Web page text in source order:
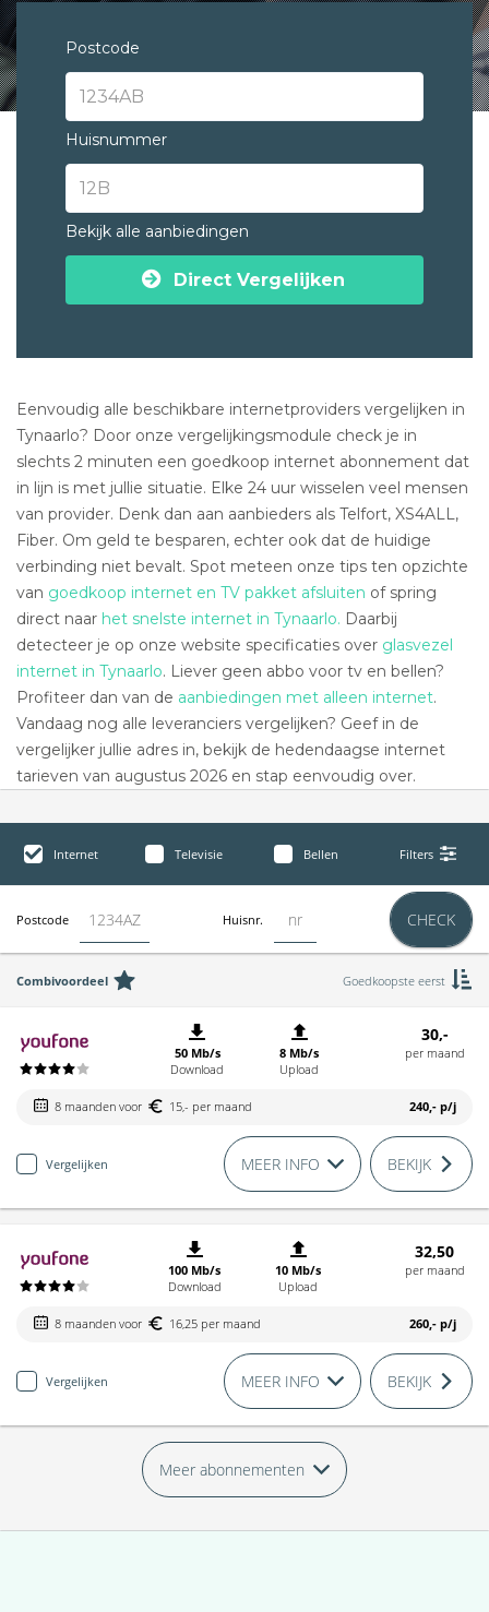
Postcode
Huisnummer
Bekijk alle aanbiedingen
Direct Vergelijken
Eenvoudig alle beschikbare internetproviders vergelijken in
Tynaarlo? Door onze vergelijkingsmodule check je in
slechts 2 minuten een goedkoop internet abonnement dat
in lijn is met jullie situatie. Elke 24 uur wisselen veel mensen
van provider. Denk dan aan aanbieders als Telfort, XS4ALL,
Fiber. Om geld te besparen, echter ook dat de huidige
verbinding niet bevalt. Spot meteen onze tips ten opzichte
van goedkoop internet en TV pakket afsluiten of spring
direct naar het snelste internet in Tynaarlo. Daarbij
detecteer je op onze website specificaties over glasvezel
internet in Tynaarlo. Liever geen abbo voor tv en bellen?
Profiteer dan van de aanbiedingen met alleen internet.
Vandaag nog alle leveranciers vergelijken? Geef in de
vergelijker jullie adres in, bekijk de hedendaagse internet
tarieven van augustus 2026 en stap eenvoudig over.
Internet Televisie Bellen Filters
Postcode Huisnr. CHECK
Combivoordeel Goedkoopste eerst
50 Mb/s
Download
8 Mb/s
Upload
30,-
per maand
8 maanden voor 15,- per maand 240,- p/j
Vergelijken MEER INFO BEKIJK
100 Mb/s
Download
10 Mb/s
Upload
32,50
per maand
8 maanden voor 16,25 per maand 260,- p/j
Vergelijken MEER INFO BEKIJK
Meer abonnementen